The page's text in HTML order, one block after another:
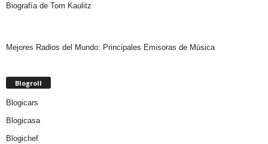
Biografía de Tom Kaulitz
Mejores Radios del Mundo: Principales Emisoras de Música
Blogroll
Blogicars
Blogicasa
Blogichef